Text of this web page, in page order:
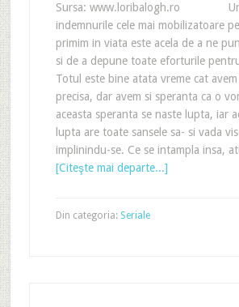
Sursa: www.loribalogh.ro
indemnurile cele mai mobilizatoare
primim in viata este acela de a ne
si de a depune toate eforturile
Totul este bine atata vreme cat
precisa, dar avem si speranta ca o
aceasta speranta se naste lupta, iar
lupta are toate sansele sa- si vada
implinindu-se. Ce se intampla insa,
[Citeşte mai departe...]
Din categoria: Seriale